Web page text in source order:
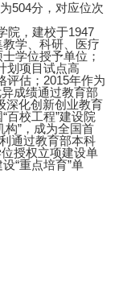
504分，对应位次
院，建校于1947
学、科研、医疗
学位授予单位；
划项目试点高
评估；2015年作为
成绩通过教育部
深化创新创业教育
百校工程”建设院
构”，成为全国首
通过教育部本科
授权立项建设单
“重点培育”单